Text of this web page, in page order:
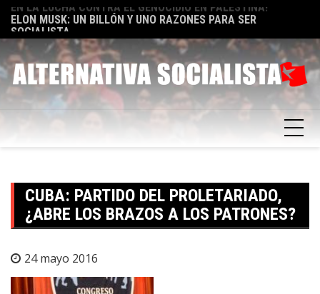
Skip
content
ELON MUSK: UN BILLÓN Y UNO RAZONES PARA SER
SOCIALISTA
CUBA: PARTIDO DEL PROLETARIADO,
¿ABRE LOS BRAZOS A LOS PATRONES?
24 mayo 2016